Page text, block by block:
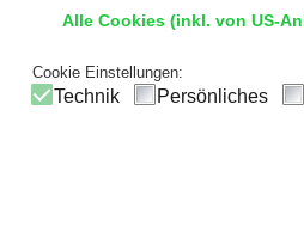
Alle Cookies (inkl. von US-
Cookie Einstellungen:
Technik Persönliches